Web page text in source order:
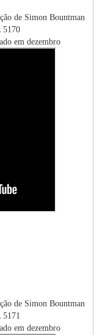
de Simon Bountman
5170
em dezembro
de Simon Bountman
5171
em dezembro